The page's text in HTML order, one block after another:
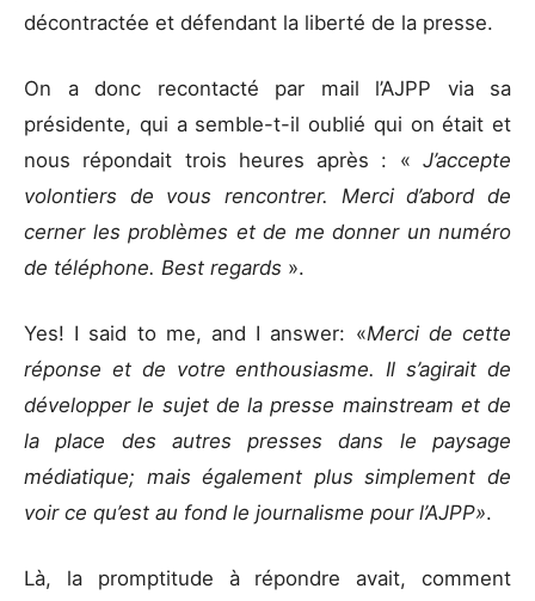
décontractée et défendant la liberté de la presse.
On a donc recontacté par mail l’AJPP via sa
présidente, qui a semble-t-il oublié qui on était et
nous répondait trois heures après : « J’accepte
volontiers de vous rencontrer. Merci d’abord de
cerner les problèmes et de me donner un numéro
de téléphone. Best regards ».
Yes! I said to me, and I answer: «Merci de cette
réponse et de votre enthousiasme. Il s’agirait de
développer le sujet de la presse mainstream et de
la place des autres presses dans le paysage
médiatique; mais également plus simplement de
voir ce qu’est au fond le journalisme pour l’AJPP».
Là, la promptitude à répondre avait, comment